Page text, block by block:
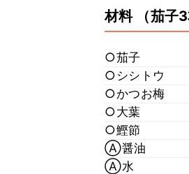
材料 （茄子
○茄子
○シシトウ
○かつお梅
○大葉
○鰹節
Ⓐ醤油
Ⓐ水